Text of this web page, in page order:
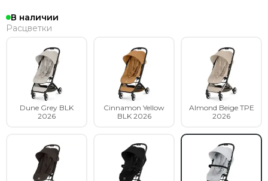
В наличии
Расцветки
Dune Grey BLK
2026
Cinnamon Yellow
BLK 2026
Almond Beige TPE
2026